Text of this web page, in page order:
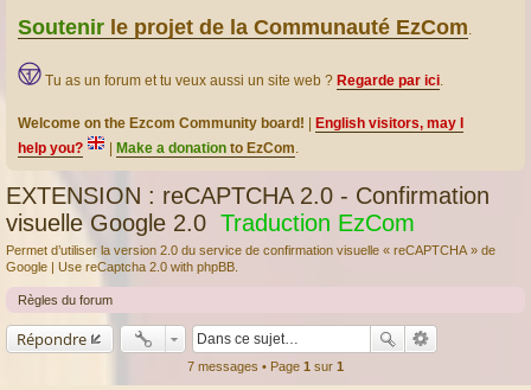
Soutenir le projet de la Communauté EzCom.
Tu as un forum et tu veux aussi un site web ? Regarde par ici.
Welcome on the Ezcom Community board!
English visitors, may I
help you?
Make a donation to EzCom.
EXTENSION : reCAPTCHA 2.0 - Confirmation
visuelle Google 2.0 Traduction EzCom
Permet d’utiliser la version 2.0 du service de confirmation visuelle « reCAPTCHA » de
Google | Use reCaptcha 2.0 with phpBB.
Règles du forum
Répondre
7 messages • Page 1 sur 1